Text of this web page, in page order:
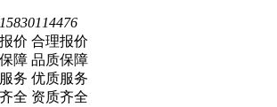
15830114476
合理报价
品质保障
优质服务
资质齐全